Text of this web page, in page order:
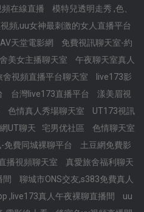
在線直播
模特兒透明走秀 ,色、
頻,uu女神最刺激的女人直播平台
天堂電影網
免費視訊聊天室-約
美女主播聊天室
午夜聊天室真人
舍視頻直播平台聊天室
live173影
台灣live173直播平台
漾美眉視
色情真人秀場聊天室
UT173視訊
UT聊天
宅男优社區 色情聊天室
免費同城裸聊平台
土豆網免費影
播視頻聊天室
真愛旅舍福利聊天
間
聊城市ONS交友,s383免費真人
,live173真人午夜裸聊直播間
uu